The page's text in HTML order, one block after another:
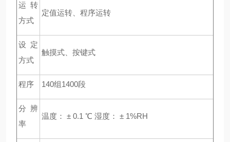
运转
方式
定值运转、程序运转
设定
方式
触摸式、按键式
程序 140组1400段
分辨
率
温度： ± 0.1 ℃ 湿度： ± 1%RH